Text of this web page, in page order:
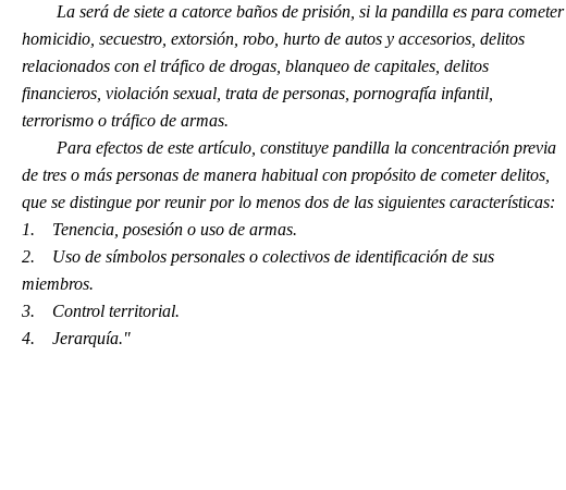
La será de siete a catorce baños de prisión, si la pandilla es para cometer
homicidio, secuestro, extorsión, robo, hurto de autos y accesorios, delitos
relacionados con el tráfico de drogas, blanqueo de capitales, delitos
financieros, violación sexual, trata de personas, pornografía infantil,
terrorismo o tráfico de armas.
Para efectos de este artículo, constituye pandilla la concentración previa
de tres o más personas de manera habitual con propósito de cometer delitos,
que se distingue por reunir por lo menos dos de las siguientes características:
1. Tenencia, posesión o uso de armas.
2. Uso de símbolos personales o colectivos de identificación de sus
miembros.
3. Control territorial.
4. Jerarquía."